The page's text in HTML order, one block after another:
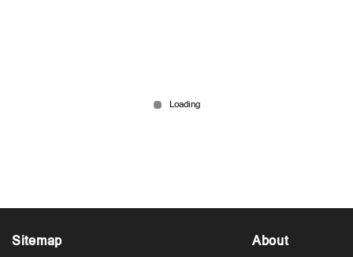
പ്രധാനമന്ത്രിയുടെ വിദേശയാത്രകൾക്ക് 2021
മുതൽ ചെലവായത് 557 കോടി രൂപ; കണക്കുകൾ
Sitemap About